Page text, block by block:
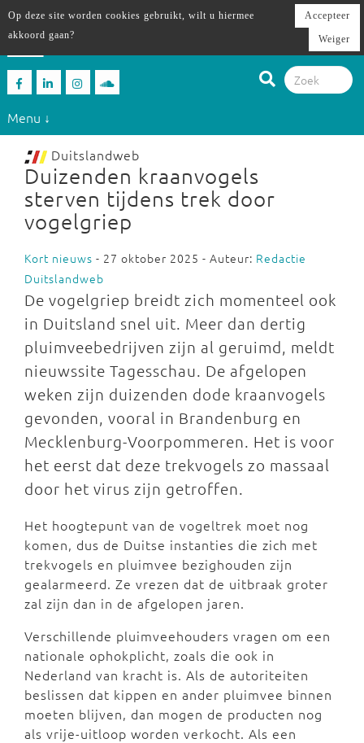
Menu ↓
Duitslandweb
Duizenden kraanvogels
sterven tijdens trek door
vogelgriep
Kort nieuws - 27 oktober 2025 - Auteur: Redactie
Duitslandweb
De vogelgriep breidt zich momenteel ook
in Duitsland snel uit. Meer dan dertig
pluimveebedrijven zijn al geruimd, meldt
nieuwssite Tagesschau. De afgelopen
weken zijn duizenden dode kraanvogels
gevonden, vooral in Brandenburg en
Mecklenburg-Voorpommeren. Het is voor
het eerst dat deze trekvogels zo massaal
door het virus zijn getroffen.
Het hoogtepunt van de vogeltrek moet nog
komen, dus de Duitse instanties die zich met
trekvogels en pluimvee bezighouden zijn
gealarmeerd. Ze vrezen dat de uitbraak groter
zal zijn dan in de afgelopen jaren.
Verschillende pluimveehouders vragen om een
nationale ophokplicht, zoals die ook in
Nederland van kracht is. Als de autoriteiten
beslissen dat kippen en ander pluimvee binnen
moeten blijven, dan mogen de producten nog
als vrije-uitloop worden verkocht. Als een
Op deze site worden cookies gebruikt, wilt u hiermee
akkoord gaan?
Accepteer
Weiger